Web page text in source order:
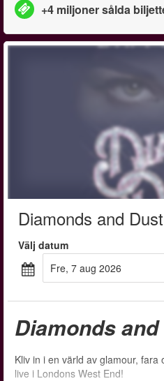
+4 miljoner sålda
Diamonds and Dust
Välj datum
fre, 7 aug 2026
Diamonds
Kliv in i en värld av glamour,
live i Londons West End!